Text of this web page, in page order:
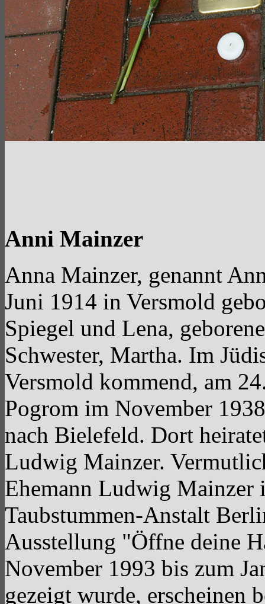
Anni Mainzer
Anna Mainzer, genannt
Juni 1914 in Versmold
Spiegel und Lena,
Schwester, Martha. Im
Versmold kommend, am
Pogrom im November
nach Bielefeld. Dort
Ludwig Mainzer.
Ehemann Ludwig Mainzer
Taubstummen-Anstalt
Ausstellung "Öffne deine
November 1993 bis zum
gezeigt wurde, erscheinen